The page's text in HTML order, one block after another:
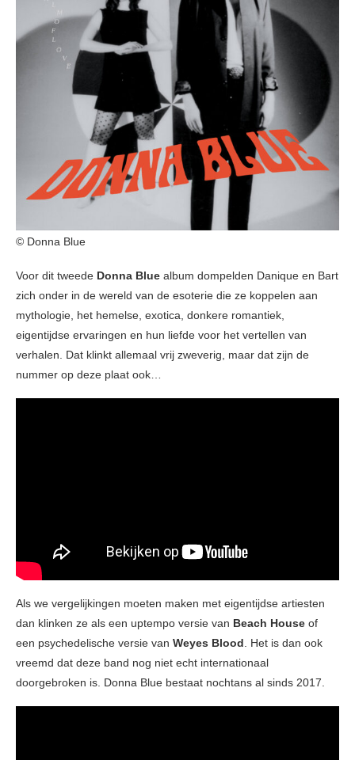
© Donna Blue
Voor dit tweede Donna Blue album dompelden Danique en Bart
zich onder in de wereld van de esoterie die ze koppelen aan
mythologie, het hemelse, exotica, donkere romantiek,
eigentijdse ervaringen en hun liefde voor het vertellen van
verhalen. Dat klinkt allemaal vrij zweverig, maar dat zijn de
nummer op deze plaat ook…
Als we vergelijkingen moeten maken met eigentijdse artiesten
dan klinken ze als een uptempo versie van Beach House of
een psychedelische versie van Weyes Blood . Het is dan ook
vreemd dat deze band nog niet echt internationaal
doorgebroken is. Donna Blue bestaat nochtans al sinds 2017.